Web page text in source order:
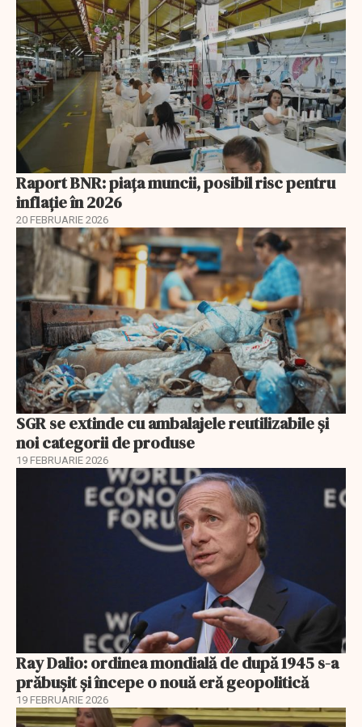
Raport BNR: piața muncii, posibil risc pentru
inflație în 2026
20 FEBRUARIE 2026
SGR se extinde cu ambalajele reutilizabile și
noi categorii de produse
19 FEBRUARIE 2026
Ray Dalio: ordinea mondială de după 1945 s-a
prăbușit și începe o nouă eră geopolitică
19 FEBRUARIE 2026